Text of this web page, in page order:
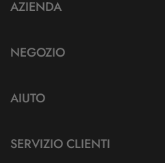
AZIENDA
NEGOZIO
AIUTO
SERVIZIO CLIENTI